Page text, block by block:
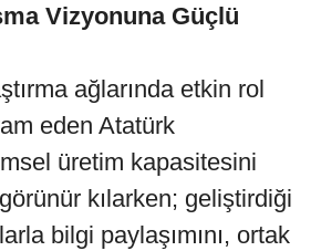
Vizyonuna Güçlü
ağlarında etkin rol
eden Atatürk
üretim kapasitesini
kılarken; geliştirdiği
bilgi paylaşımını, ortak